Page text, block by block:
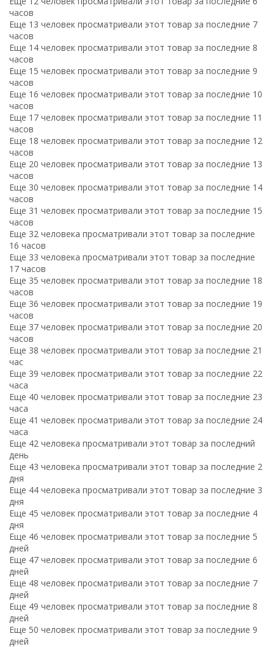
часов
Еще 13 человек просматривали этот товар за последние 7
часов
Еще 14 человек просматривали этот товар за последние 8
часов
Еще 15 человек просматривали этот товар за последние 9
часов
Еще 16 человек просматривали этот товар за последние 10
часов
Еще 17 человек просматривали этот товар за последние 11
часов
Еще 18 человек просматривали этот товар за последние 12
часов
Еще 20 человек просматривали этот товар за последние 13
часов
Еще 30 человек просматривали этот товар за последние 14
часов
Еще 31 человек просматривали этот товар за последние 15
часов
Еще 32 человека просматривали этот товар за последние
16 часов
Еще 33 человека просматривали этот товар за последние
17 часов
Еще 35 человек просматривали этот товар за последние 18
часов
Еще 36 человек просматривали этот товар за последние 19
часов
Еще 37 человек просматривали этот товар за последние 20
часов
Еще 38 человек просматривали этот товар за последние 21
час
Еще 39 человек просматривали этот товар за последние 22
часа
Еще 40 человек просматривали этот товар за последние 23
часа
Еще 41 человек просматривали этот товар за последние 24
часа
Еще 42 человека просматривали этот товар за последний
день
Еще 43 человека просматривали этот товар за последние 2
дня
Еще 44 человека просматривали этот товар за последние 3
дня
Еще 45 человек просматривали этот товар за последние 4
дня
Еще 46 человек просматривали этот товар за последние 5
дней
Еще 47 человек просматривали этот товар за последние 6
дней
Еще 48 человек просматривали этот товар за последние 7
дней
Еще 49 человек просматривали этот товар за последние 8
дней
Еще 50 человек просматривали этот товар за последние 9
дней